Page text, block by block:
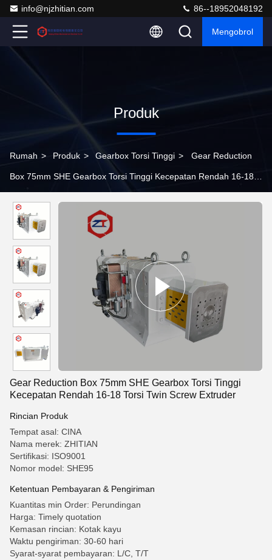
info@njzhitian.com 86--18952048192
Mengobrol
Produk
Rumah > Produk > Gearbox Torsi Tinggi > Gear Reduction
Box 75mm SHE Gearbox Torsi Tinggi Kecepatan Rendah 16-18
Gear Reduction Box 75mm SHE Gearbox Torsi Tinggi
Kecepatan Rendah 16-18 Torsi Twin Screw Extruder
Rincian Produk
Tempat asal: CINA
Nama merek: ZHITIAN
Sertifikasi: ISO9001
Nomor model: SHE95
Ketentuan Pembayaran & Pengiriman
Kuantitas min Order: Perundingan
Harga: Timely quotation
Kemasan rincian: Kotak kayu
Waktu pengiriman: 30-60 hari
Syarat-syarat pembayaran: L/C, T/T